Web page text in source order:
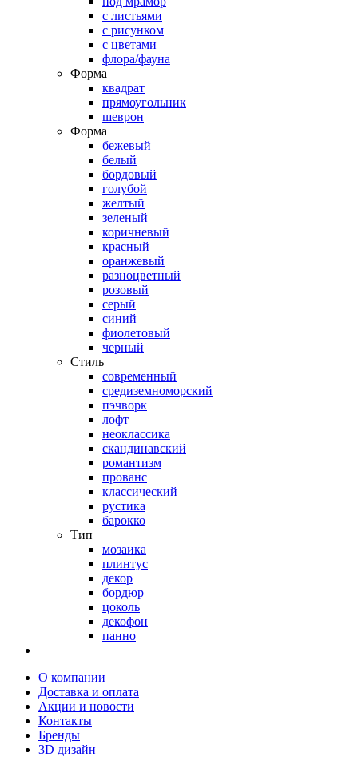
с листьями
с рисунком
с цветами
флора/фауна
Форма
квадрат
прямоугольник
шеврон
Форма
бежевый
белый
бордовый
голубой
желтый
зеленый
коричневый
красный
оранжевый
разноцветный
розовый
серый
синий
фиолетовый
черный
Стиль
современный
средиземноморский
пэчворк
лофт
неоклассика
скандинавский
романтизм
прованс
классический
рустика
барокко
Тип
мозаика
плинтус
декор
бордюр
цоколь
декофон
панно
О компании
Доставка и оплата
Акции и новости
Контакты
Бренды
3D дизайн